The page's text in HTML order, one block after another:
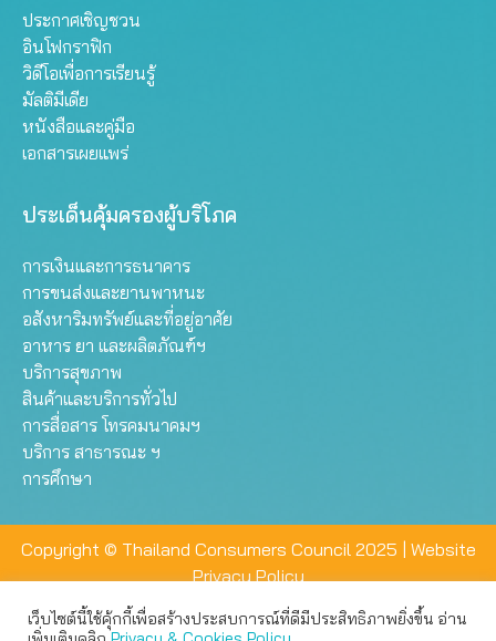
ประกาศเชิญชวน
อินโฟกราฟิก
วิดีโอเพื่อการเรียนรู้
มัลติมีเดีย
หนังสือและคู่มือ
เอกสารเผยแพร่
ประเด็นคุ้มครองผู้บริโภค
การเงินและการธนาคาร
การขนส่งและยานพาหนะ
อสังหาริมทรัพย์และที่อยู่อาศัย
อาหาร ยา และผลิตภัณฑ์ฯ
บริการสุขภาพ
สินค้าและบริการทั่วไป
การสื่อสาร โทรคมนาคมฯ
บริการ สาธารณะ ฯ
การศึกษา
Copyright © Thailand Consumers Council 2025 | Website
Privacy Policy
เว็บไซต์นี้ใช้คุ้กกี้เพื่อสร้างประสบการณ์ที่ดีมีประสิทธิภาพยิ่งขึ้น อ่าน
เว็บไซต์นี้ใช้คุกกี้เพื่อมอบประสบการณ์การใช้งานที่ดีให้แก่ท่าน คุณ